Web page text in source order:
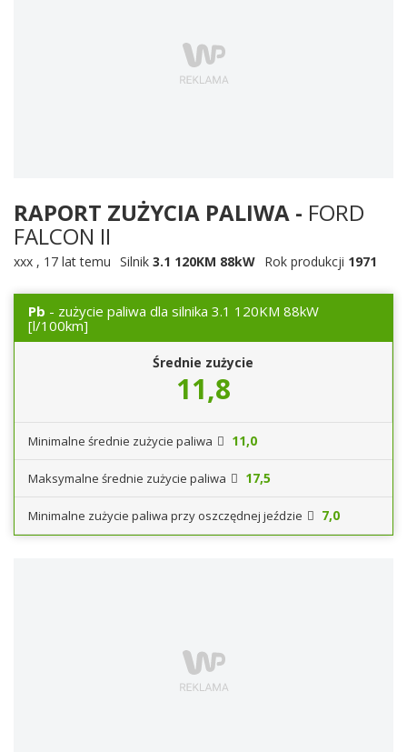
RAPORT ZUŻYCIA PALIWA - FORD
FALCON II
xxx , 17 lat temu Silnik 3.1 120KM 88kW Rok produkcji 1971
Pb - zużycie paliwa dla silnika 3.1 120KM 88kW
[l/100km]
Średnie zużycie
11,8
Minimalne średnie zużycie paliwa 11,0
Maksymalne średnie zużycie paliwa 17,5
Minimalne zużycie paliwa przy oszczędnej jeździe 7,0